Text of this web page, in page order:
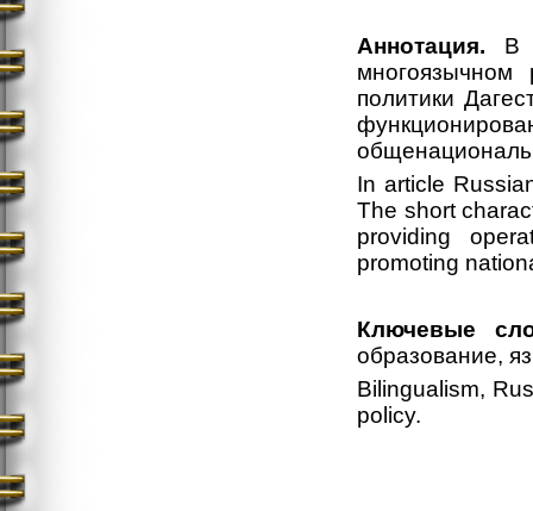
Аннотация. В
многоязычном
политики
In article
The short
providing
promoting
Ключевые
образование,
Bilingualism,
policy.